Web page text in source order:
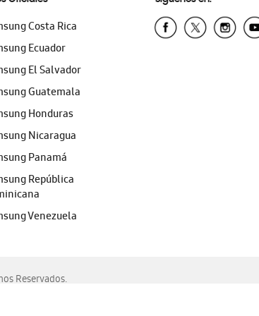
Costa Rica
Ecuador
El Salvador
Guatemala
Honduras
Nicaragua
Panamá
República
Venezuela
Reservados.